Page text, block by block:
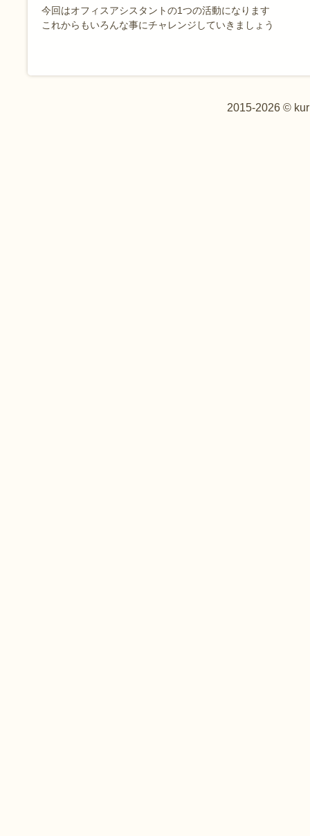
今回はオフィスアシスタントの1つの活動になります
これからもいろんな事にチャレンジしていきましょう
2015-2026 ©